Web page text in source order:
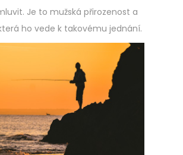
Je to mužská přirozenost a
ho vede k takovému jednání.